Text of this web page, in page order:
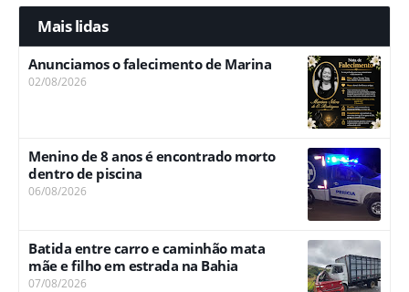
Mais lidas
Anunciamos o falecimento de Marina
02/08/2026
Menino de 8 anos é encontrado morto
dentro de piscina
06/08/2026
Batida entre carro e caminhão mata
mãe e filho em estrada na Bahia
07/08/2026